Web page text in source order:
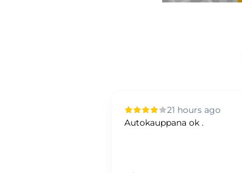
21 hours ago
Autokauppana ok .